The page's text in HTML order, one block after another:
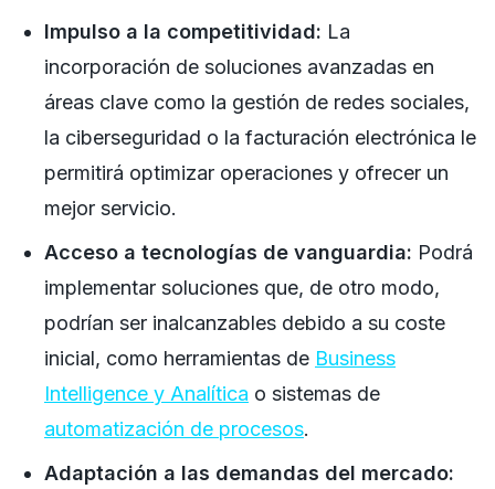
Impulso a la competitividad: La
incorporación de soluciones avanzadas en
áreas clave como la gestión de redes sociales,
la ciberseguridad o la facturación electrónica le
permitirá optimizar operaciones y ofrecer un
mejor servicio.
Acceso a tecnologías de vanguardia: Podrá
implementar soluciones que, de otro modo,
podrían ser inalcanzables debido a su coste
inicial, como herramientas de Business
Intelligence y Analítica o sistemas de
automatización de procesos.
Adaptación a las demandas del mercado: